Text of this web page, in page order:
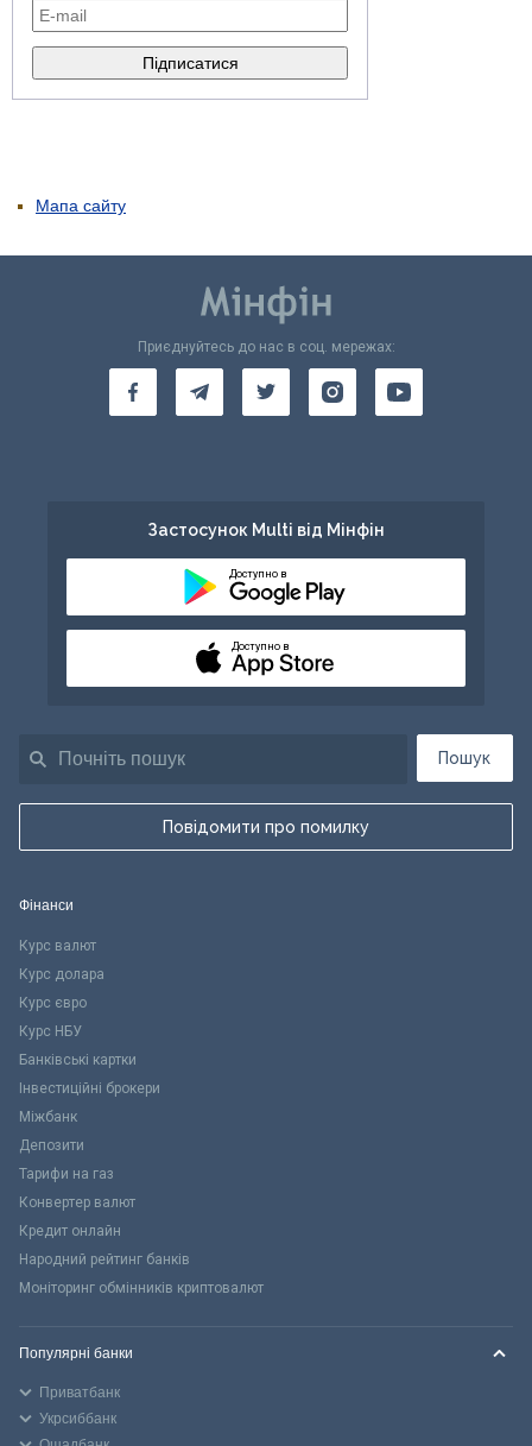
Мапа сайту
Пошук
Повідомити про помилку
Приєднуйтесь до нас в соц. мережах:
Застосунок Multi від Мінфін
Доступно в
Доступно в
Фінанси
Курс валют
Курс долара
Курс євро
Курс НБУ
Банківські картки
Інвестиційні брокери
Міжбанк
Депозити
Тарифи на газ
Конвертер валют
Кредит онлайн
Народний рейтинг банків
Моніторинг обмінників криптовалют
Популярні банки
Приватбанк
Укрсиббанк